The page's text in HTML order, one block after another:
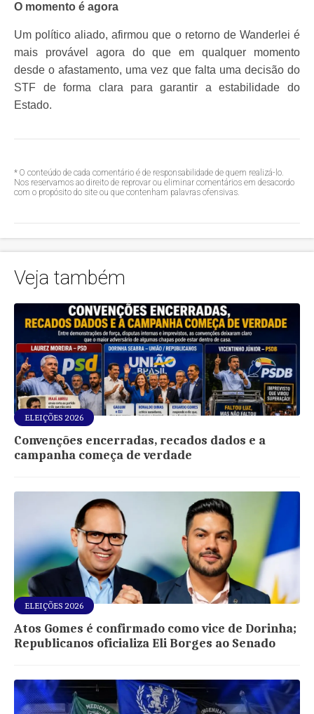
O momento é agora
Um político aliado, afirmou que o retorno de Wanderlei é
mais provável agora do que em qualquer momento
desde o afastamento, uma vez que falta uma decisão do
STF de forma clara para garantir a estabilidade do
Estado.
* O conteúdo de cada comentário é de responsabilidade de quem realizá-lo.
Nos reservamos ao direito de reprovar ou eliminar comentários em desacordo
com o propósito do site ou que contenham palavras ofensivas.
Veja também
ELEIÇÕES 2026
Convenções encerradas, recados dados e a
campanha começa de verdade
ELEIÇÕES 2026
Atos Gomes é confirmado como vice de Dorinha;
Republicanos oficializa Eli Borges ao Senado